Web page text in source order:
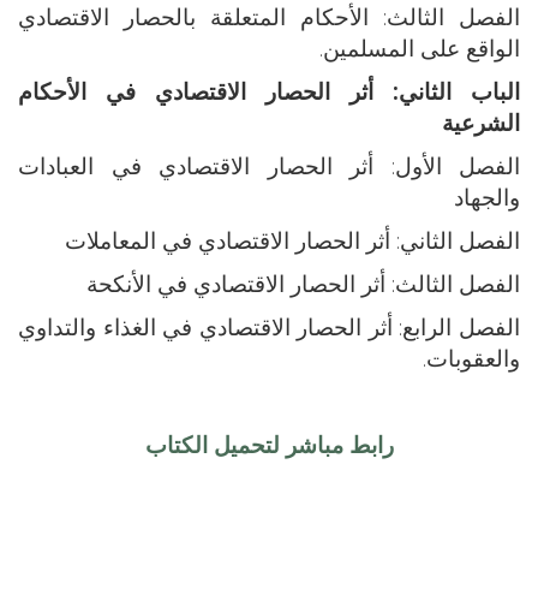
الفصل الثالث: الأحكام المتعلقة بالحصار الاقتصادي
الواقع على المسلمين.
الباب الثاني: أثر الحصار الاقتصادي في الأحكام
الشرعية
الفصل الأول: أثر الحصار الاقتصادي في العبادات
والجهاد
الفصل الثاني: أثر الحصار الاقتصادي في المعاملات
الفصل الثالث: أثر الحصار الاقتصادي في الأنكحة
الفصل الرابع: أثر الحصار الاقتصادي في الغذاء والتداوي
والعقوبات.
رابط مباشر لتحميل الكتاب